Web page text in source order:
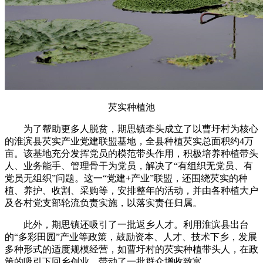
芡实种植池
为了帮助更多人脱贫，期思镇牵头成立了以曹圩村为核心
的淮滨县芡实产业党建联盟基地，全县种植芡实总面积约4万
亩。该基地充分发挥党员的模范带头作用，积极培养种植带头
人、业务能手、管理骨干为党员，解决了“有组织无党员、有
党员无组织”问题。这一“党建+产业”联盟，还围绕芡实的种
植、养护、收割、采购等，安排整年的活动，并由各种植大户
及各村党支部轮流负责实施，以落实责任归属。
此外，期思镇还吸引了一批返乡人才。利用淮滨县出台
的“多彩田园”产业等政策，鼓励资本、人才、技术下乡，发展
多种形式的适度规模经营，如曹圩村的芡实种植带头人，在政